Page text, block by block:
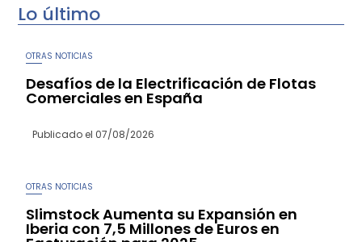
Lo último
OTRAS NOTICIAS
Desafíos de la Electrificación de Flotas
Comerciales en España
Publicado el 07/08/2026
OTRAS NOTICIAS
Slimstock Aumenta su Expansión en
Iberia con 7,5 Millones de Euros en